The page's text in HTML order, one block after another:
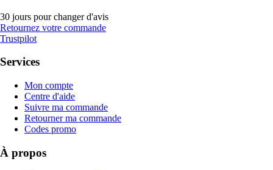
30 jours pour changer d'avis
Retournez votre commande
Trustpilot
Services
Mon compte
Centre d'aide
Suivre ma commande
Retourner ma commande
Codes promo
À propos